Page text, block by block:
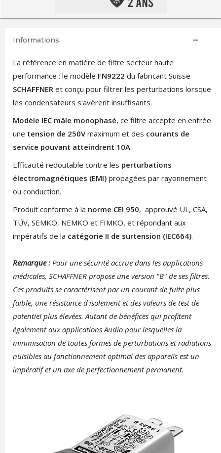
Informations
La référence en matière de filtre secteur haute
performance : le modèle FN9222 du fabricant Suisse
SCHAFFNERet conçu pour filtrer les perturbations lorsque
les condensateurs s'avèrent insuffisants.
Modèle IEC mâle monophasé, ce filtre accepte en entrée
une tension de 250Vmaximum et des courants de
service pouvant atteindrent 10A.
Efficacité redoutable contre les perturbations
électromagnétiques (EMI)propagées par rayonnement
ou conduction.
Produit conforme à la norme CEI 950, approuvé UL, CSA,
TÜV, SEMKO, NEMKO et FIMKO, et répondant aux
impératifs de la catégorie II de surtension (IEC664).
Remarque : Pour une sécurité accrue dans les applications
médicales, SCHAFFNER propose une version "B" de ses filtres.
Ces produits se caractérisent par un courant de fuite plus
faible, une résistance d'isolement et des valeurs de test de
potentiel plus élevées. Autant de bénéfices qui profitent
également aux applications Audio pour lesquelles la
minimisation de toutes formes de perturbations et radiations
nuisibles au fonctionnement optimal des appareils est un
impératif et un axe de perfectionnement permanent.